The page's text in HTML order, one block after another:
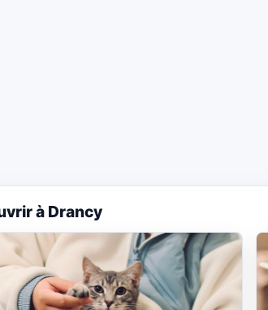
à Drancy